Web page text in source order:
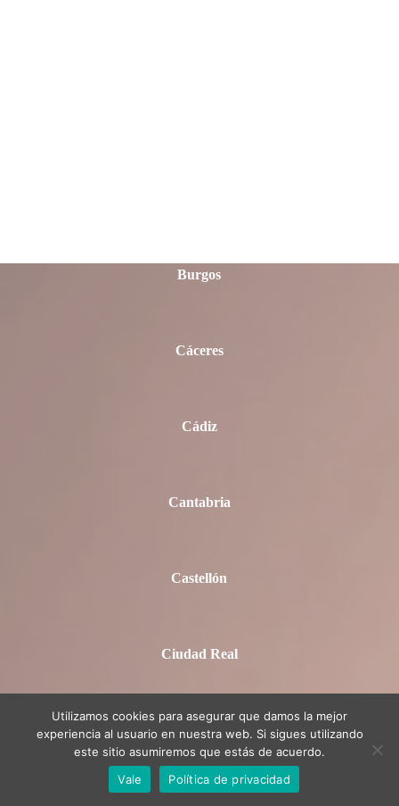
Burgos
Cáceres
Cádiz
Cantabria
Castellón
Ciudad Real
Córdoba
Utilizamos cookies para asegurar que damos la mejor
experiencia al usuario en nuestra web. Si sigues utilizando
este sitio asumiremos que estás de acuerdo.
Vale
Política de privacidad